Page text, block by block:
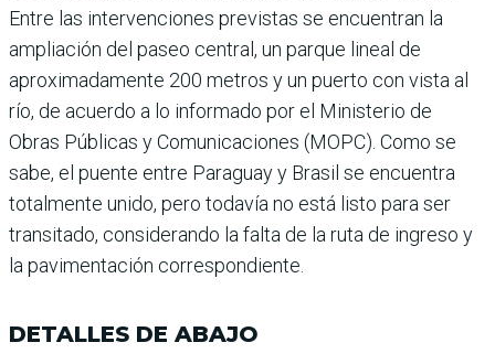
Entre las intervenciones previstas se encuentran la
ampliación del paseo central, un parque lineal de
aproximadamente 200 metros y un puerto con vista al
río, de acuerdo a lo informado por el Ministerio de
Obras Públicas y Comuni­caciones (MOPC). Como se
sabe, el puente entre Para­guay y Brasil se encuen­tra
totalmente unido, pero todavía no está listo para ser
transitado, considerando la falta de la ruta de ingreso y
la pavimentación correspon­diente.
DETALLES DE ABAJO